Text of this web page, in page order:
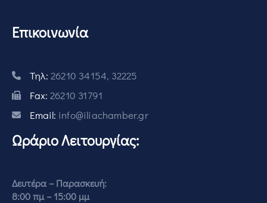
Επικοινωνία
Τηλ: 26210 34154, 32225
Fax: 26210 31791
Email: info@iliachamber.gr
Ωράριο Λειτουργίας:
Δευτέρα – Παρασκευή:
8:00 πμ – 15:00 μμ